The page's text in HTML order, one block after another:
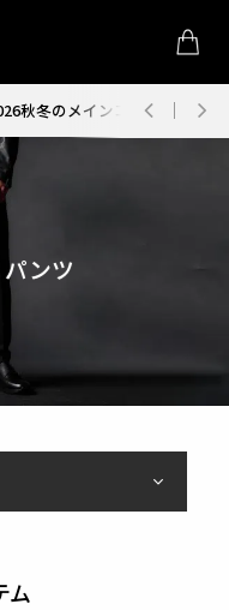
秋冬のメインコレクションが
パンツ